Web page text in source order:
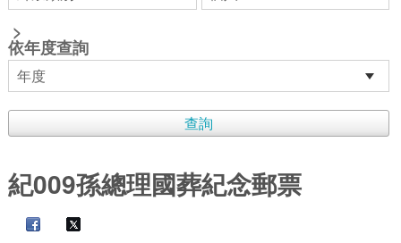
>
依年度查詢
紀009孫總理國葬紀念郵票